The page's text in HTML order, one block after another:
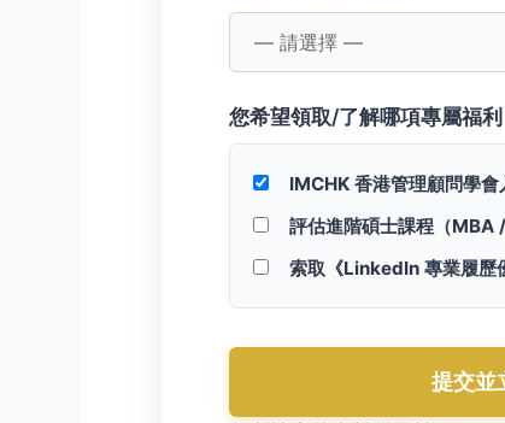
您希望領取/了解哪項專屬福
IMCHK 香港管理顧問學會
評估進階碩士課程（MBA
索取《LinkedIn 專業履歷
提交並